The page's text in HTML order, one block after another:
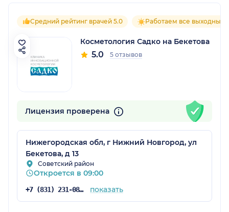
Средний рейтинг врачей 5.0 Работаем все выходные
Косметология Садко на Бекетова
5.0 5 отзывов
Лицензия проверена
Нижегородская обл, г Нижний Новгород, ул
Бекетова, д 13
Советский район
Откроется в 09:00
+7 (831) 231-08-06 показать